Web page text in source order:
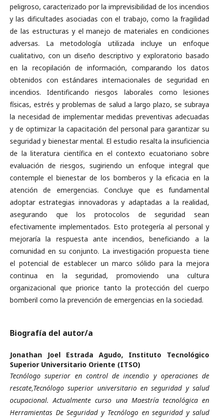
peligroso, caracterizado por la imprevisibilidad de los incendios
y las dificultades asociadas con el trabajo, como la fragilidad
de las estructuras y el manejo de materiales en condiciones
adversas. La metodología utilizada incluye un enfoque
cualitativo, con un diseño descriptivo y exploratorio basado
en la recopilación de información, comparando los datos
obtenidos con estándares internacionales de seguridad en
incendios. Identificando riesgos laborales como lesiones
físicas, estrés y problemas de salud a largo plazo, se subraya
la necesidad de implementar medidas preventivas adecuadas
y de optimizar la capacitación del personal para garantizar su
seguridad y bienestar mental. El estudio resalta la insuficiencia
de la literatura científica en el contexto ecuatoriano sobre
evaluación de riesgos, sugiriendo un enfoque integral que
contemple el bienestar de los bomberos y la eficacia en la
atención de emergencias. Concluye que es fundamental
adoptar estrategias innovadoras y adaptadas a la realidad,
asegurando que los protocolos de seguridad sean
efectivamente implementados. Esto protegería al personal y
mejoraría la respuesta ante incendios, beneficiando a la
comunidad en su conjunto. La investigación propuesta tiene
el potencial de establecer un marco sólido para la mejora
continua en la seguridad, promoviendo una cultura
organizacional que priorice tanto la protección del cuerpo
bomberil como la prevención de emergencias en la sociedad.
Biografía del autor/a
Jonathan Joel Estrada Agudo, Instituto Tecnológico
Superior Universitario Oriente (ITSO)
Tecnólogo superior en control de incendio y operaciones de
rescate,Tecnólogo superior universitario en seguridad y salud
ocupacional. Actualmente curso una Maestría tecnológica en
Herramientas De Seguridad y Tecnólogo en seguridad y salud